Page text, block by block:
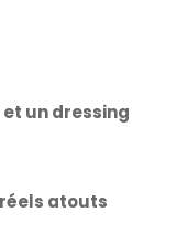
et un dressing
réels atouts